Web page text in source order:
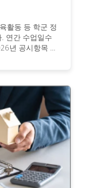
활동 등 학군 정
연간 수업일수
년 공시항목 기